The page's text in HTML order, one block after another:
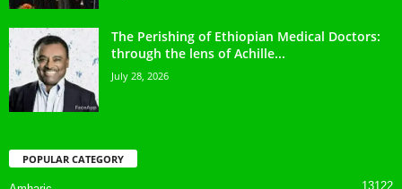
The Perishing of Ethiopian Medical Doctors:
through the lens of Achille...
July 28, 2026
POPULAR CATEGORY
13122